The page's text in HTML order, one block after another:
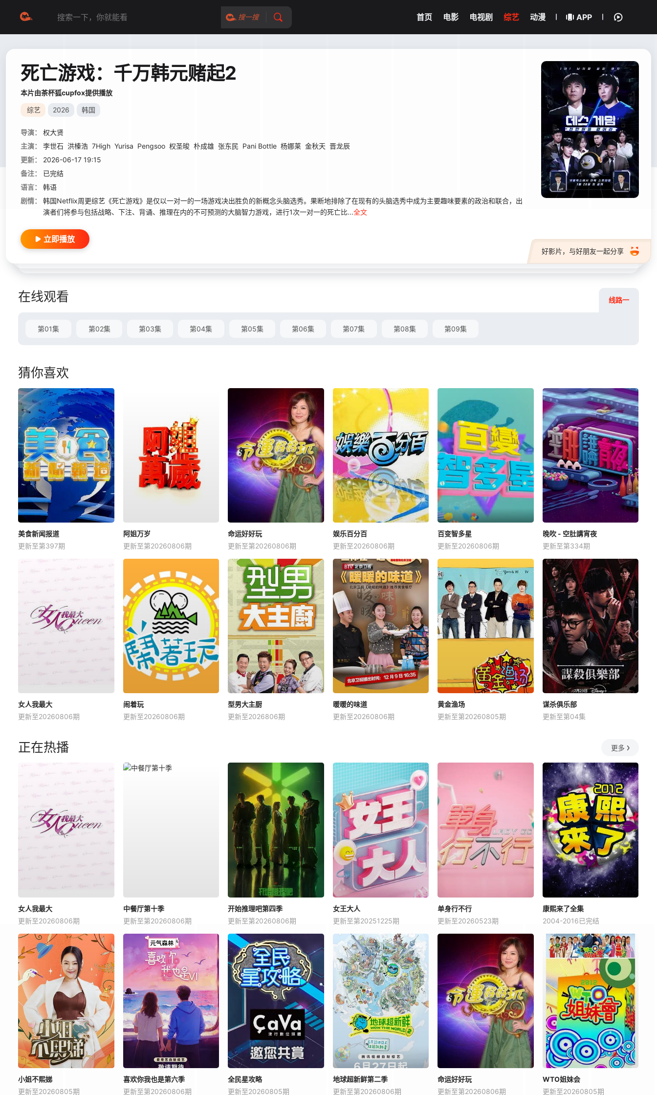
搜一搜 首页 电影 电视剧 综艺 动漫 APP
死亡游戏：千万韩元赌起2
本片由茶杯狐cupfox提供播放
综艺 2026 韩国
导演：
权大贤
主演：
李世石 洪榛浩 7High Yurisa Pengsoo 权圣晙 朴成雄 张东民 Pani Bottle 杨娜莱 金秋天 晋龙辰
更新：
2026-06-17 19:15
备注：
已完结
语言：
韩语
剧情：
韩国Netflix周更综艺《死亡游戏》是仅以一对一的一场游戏决出胜负的新概念头脑选秀。果断地排除了在现有的头脑选秀中成为主要趣味要素的政治和联合，出
演者们将参与包括战略、下注、背诵、推理在内的不可预测的大脑智力游戏，进行1次一对一的死亡比...全文
好影片，与好朋友一起分享
立即播放
在线观看 线路一
第01集 第02集 第03集 第04集 第05集 第06集 第07集 第08集 第09集
猜你喜欢
美食新闻报道
更新至第397期
阿姐万岁
更新至第20260806期
命运好好玩
更新至第20260806期
娱乐百分百
更新至20260806期
百变智多星
更新至20260806期
晚吹 - 空肚講宵夜
更新至第334期
女人我最大
更新至20260806期
闹着玩
更新至20260806期
型男大主厨
更新至2026806期
暖暖的味道
更新至20260806期
黄金渔场
更新至第20260805期
谋杀俱乐部
更新至第04集
正在热播 更多
女人我最大
更新至20260806期
中餐厅第十季
更新至第20260806期
开始推理吧第四季
更新至第20260806期
女王大人
更新至第20251225期
单身行不行
更新至20260523期
康熙来了全集
2004-2016已完结
小姐不熙娣
更新至20260805期
喜欢你我也是第六季
更新至第20260806期
全民星攻略
更新至20260805期
地球超新鲜第二季
更新至第20260806期
命运好好玩
更新至第20260806期
WTO姐妹会
更新至20260805期